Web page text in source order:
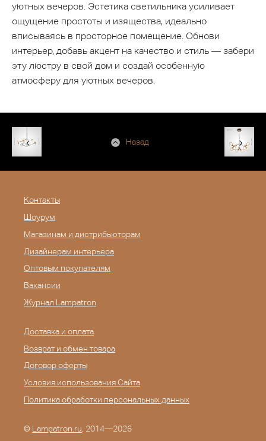
уютных вечеров. Эстетика светильника усиливает
ощущение простоты и изящества, идеально
вписываясь в просторное помещение. Обнови
интерьер, добавь акцент на качество и стиль — забери
эту люстру в свой дом и создай особенную
атмосферу для уютных вечеров.
Назад
Контакты
Шоурум
Магазинам и дистрибьюторам
Дизайнерам интерьера
Оптовым покупателям
Вакансии
Журнал Lampatron
Доставка и оплата
Возврат и обмен товара
Договор оферты
Условия использования Сайта
Политика обработки персональных данных
© Lampatron.ru , 2014—2026